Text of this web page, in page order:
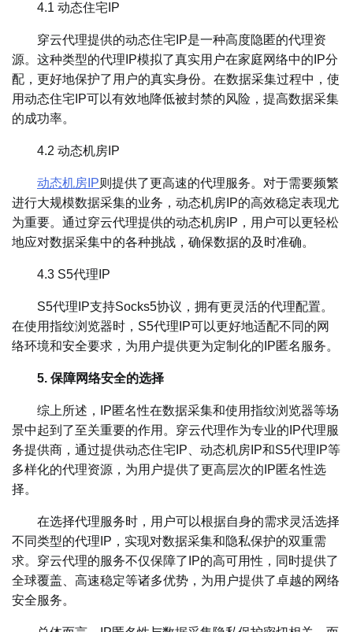
4.1 动态住宅IP
穿云代理提供的动态住宅IP是一种高度隐匿的代理资
源。这种类型的代理IP模拟了真实用户在家庭网络中的IP分
配，更好地保护了用户的真实身份。在数据采集过程中，使
用动态住宅IP可以有效地降低被封禁的风险，提高数据采集
的成功率。
4.2 动态机房IP
动态机房IP则提供了更高速的代理服务。对于需要频繁
进行大规模数据采集的业务，动态机房IP的高效稳定表现尤
为重要。通过穿云代理提供的动态机房IP，用户可以更轻松
地应对数据采集中的各种挑战，确保数据的及时准确。
4.3 S5代理IP
S5代理IP支持Socks5协议，拥有更灵活的代理配置。
在使用指纹浏览器时，S5代理IP可以更好地适配不同的网
络环境和安全要求，为用户提供更为定制化的IP匿名服务。
5. 保障网络安全的选择
综上所述，IP匿名性在数据采集和使用指纹浏览器等场
景中起到了至关重要的作用。穿云代理作为专业的IP代理服
务提供商，通过提供动态住宅IP、动态机房IP和S5代理IP等
多样化的代理资源，为用户提供了更高层次的IP匿名性选
择。
在选择代理服务时，用户可以根据自身的需求灵活选择
不同类型的代理IP，实现对数据采集和隐私保护的双重需
求。穿云代理的服务不仅保障了IP的高可用性，同时提供了
全球覆盖、高速稳定等诸多优势，为用户提供了卓越的网络
安全服务。